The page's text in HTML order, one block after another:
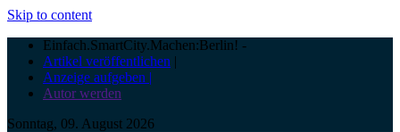
Skip to content
Einfach.SmartCity.Machen:Berlin! -
Artikel veröffentlichen |
Anzeige aufgeben |
Autor werden
Sonntag, 09. August 2026